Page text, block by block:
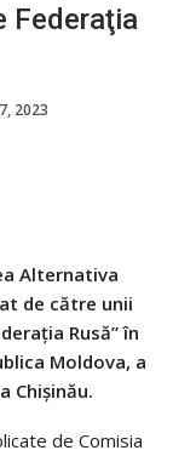
Federaţia
2023
Alternativa
de către unii
Rusă” în
Moldova, a
Chişinău.
de Comisia